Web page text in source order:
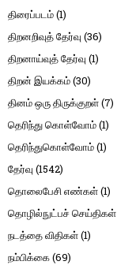
திரைப்படம்(1)
திறனறிவுத் தேர்வு (36)
திறனாய்வுத் தேர்வு (1)
திறன் இயக்கம்(30)
தினம் ஒரு திருக்குறள்(7)
தெரிந்து கொள்வோம்(1)
தெரிந்துகொள்வோம்(1)
தேர்வு (1542)
தொலைபேசி எண்கள்(1)
தொழில்நுட்பச் செய்திகள்
நடத்தை விதிகள்(1)
நம்பிக்கை(69)